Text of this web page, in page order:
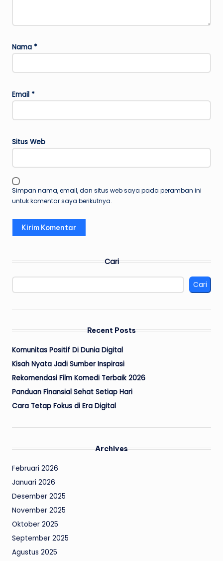
Nama *
Email *
Situs Web
Simpan nama, email, dan situs web saya pada peramban ini
untuk komentar saya berikutnya.
Cari
Cari
Recent Posts
Komunitas Positif Di Dunia Digital
Kisah Nyata Jadi Sumber Inspirasi
Rekomendasi Film Komedi Terbaik 2026
Panduan Finansial Sehat Setiap Hari
Cara Tetap Fokus di Era Digital
Archives
Februari 2026
Januari 2026
Desember 2025
November 2025
Oktober 2025
September 2025
Agustus 2025